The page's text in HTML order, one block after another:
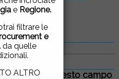
|NON
e Regione.
filtrare le
e
da quelle
ALTRO
gara
vedere questo campo